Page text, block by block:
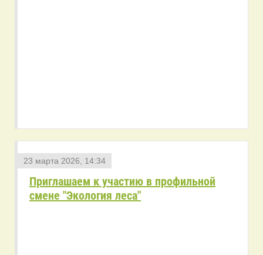
23 марта 2026, 14:34
Приглашаем к участию в профильной
смене "Экология леса"